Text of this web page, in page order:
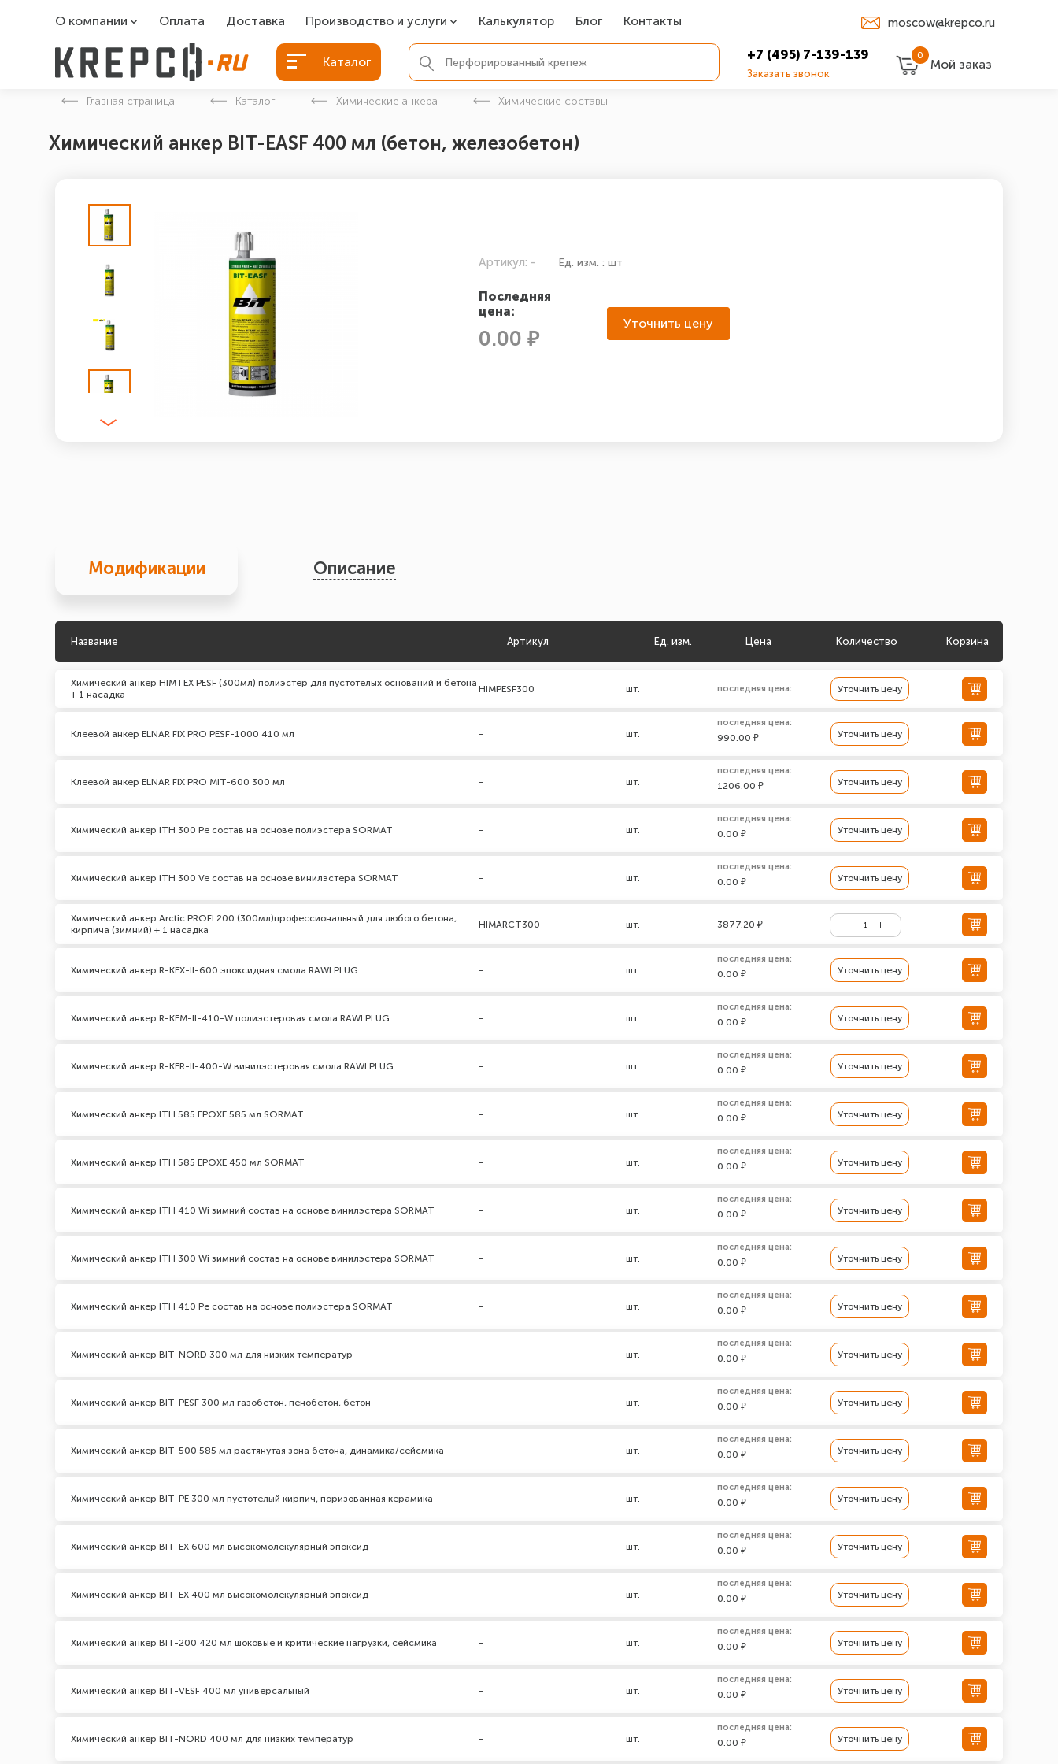
О компании
О компании
Оплата Доставка Производство и услуги
Болты БСР
Болты для фундамента
Закладные детали
Калькулятор Блог Контакты moscow@krepco.ru
Каталог +7 (495) 7-139-139
Заказать звонок
0
Мой заказ
Главная страница Каталог Химические анкера Химические составы
Химический анкер BIT-EASF 400 мл (бетон, железобетон)
Артикул: - Ед. изм. : шт
Последняя
цена:
0.00 ₽
Уточнить цену
Модификации Описание
Название Артикул Ед. изм. Цена Количество Корзина
Химический анкер HIMTEX PESF (300мл) полиэстер для пустотелых оснований и бетона
+ 1 насадка
HIMPESF300 шт. последняя цена: Уточнить цену
Клеевой анкер ELNAR FIX PRO PESF-1000 410 мл - шт.
последняя цена:
990.00 ₽ Уточнить цену
Клеевой анкер ELNAR FIX PRO MIT-600 300 мл - шт.
последняя цена:
1206.00 ₽ Уточнить цену
Химический анкер ITH 300 Pe состав на основе полиэстера SORMAT - шт.
последняя цена:
0.00 ₽ Уточнить цену
Химический анкер ITH 300 Ve состав на основе винилэстера SORMAT - шт.
последняя цена:
0.00 ₽ Уточнить цену
Химический анкер Arctic PROFI 200 (300мл)профессиональный для любого бетона,
кирпича (зимний) + 1 насадка
HIMARCT300 шт. 3877.20 ₽
Химический анкер R-KEX-II-600 эпоксидная смола RAWLPLUG - шт.
последняя цена:
0.00 ₽ Уточнить цену
Химический анкер R-KEM-II-410-W полиэстеровая смола RAWLPLUG - шт.
последняя цена:
0.00 ₽ Уточнить цену
Химический анкер R-KER-II-400-W винилэстеровая смола RAWLPLUG - шт.
последняя цена:
0.00 ₽ Уточнить цену
Химический анкер ITH 585 EPOXЕ 585 мл SORMAT - шт.
последняя цена:
0.00 ₽ Уточнить цену
Химический анкер ITH 585 EPOXЕ 450 мл SORMAT - шт.
последняя цена:
0.00 ₽ Уточнить цену
Химический анкер ITH 410 Wi зимний состав на основе винилэстера SORMAT - шт.
последняя цена:
0.00 ₽ Уточнить цену
Химический анкер ITH 300 Wi зимний состав на основе винилэстера SORMAT - шт.
последняя цена:
0.00 ₽ Уточнить цену
Химический анкер ITH 410 Pe состав на основе полиэстера SORMAT - шт.
последняя цена:
0.00 ₽ Уточнить цену
Химический анкер BIT-NORD 300 мл для низких температур - шт.
последняя цена:
0.00 ₽ Уточнить цену
Химический анкер BIT-PESF 300 мл газобетон, пенобетон, бетон - шт.
последняя цена:
0.00 ₽ Уточнить цену
Химический анкер BIT-500 585 мл растянутая зона бетона, динамика/сейсмика - шт.
последняя цена:
0.00 ₽ Уточнить цену
Химический анкер BIT-PE 300 мл пустотелый кирпич, поризованная керамика - шт.
последняя цена:
0.00 ₽ Уточнить цену
Химический анкер BIT-EX 600 мл высокомолекулярный эпоксид - шт.
последняя цена:
0.00 ₽ Уточнить цену
Химический анкер BIT-EX 400 мл высокомолекулярный эпоксид - шт.
последняя цена:
0.00 ₽ Уточнить цену
Химический анкер BIT-200 420 мл шоковые и критические нагрузки, сейсмика - шт.
последняя цена:
0.00 ₽ Уточнить цену
Химический анкер BIT-VESF 400 мл универсальный - шт.
последняя цена:
0.00 ₽ Уточнить цену
Химический анкер BIT-NORD 400 мл для низких температур - шт.
последняя цена:
0.00 ₽ Уточнить цену